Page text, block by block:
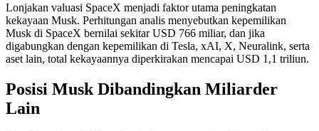
Lonjakan valuasi SpaceX menjadi faktor utama peningkatan
kekayaan Musk. Perhitungan analis menyebutkan kepemilikan
Musk di SpaceX bernilai sekitar USD 766 miliar, dan jika
digabungkan dengan kepemilikan di Tesla, xAI, X, Neuralink, serta
aset lain, total kekayaannya diperkirakan mencapai USD 1,1 triliun.
Posisi Musk Dibandingkan Miliarder
Lain